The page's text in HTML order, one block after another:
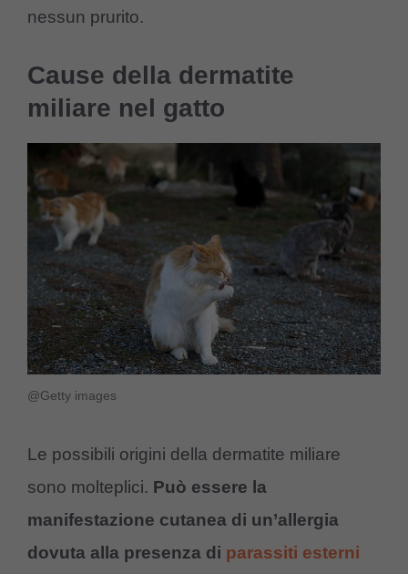
nessun prurito.
Cause della dermatite
miliare nel gatto
@Getty images
Le possibili origini della dermatite miliare
sono molteplici. Può essere la
manifestazione cutanea di un’allergia
dovuta alla presenza di parassiti esterni